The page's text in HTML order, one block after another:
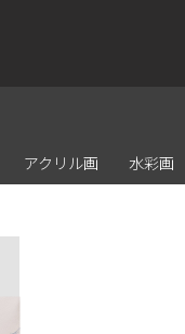
アクリル画 水彩画